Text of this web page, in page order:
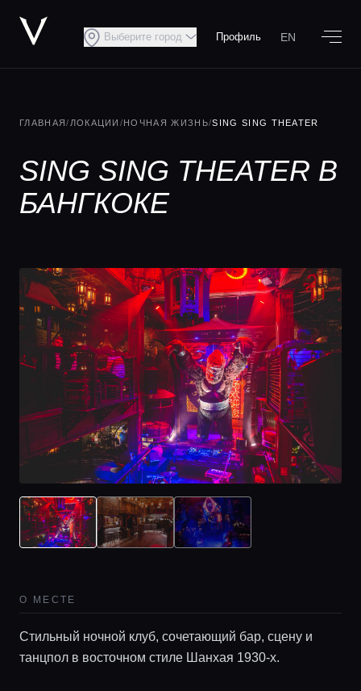
Выберите город Профиль EN
ГЛАВНАЯ/ ЛОКАЦИИ /НОЧНАЯ ЖИЗНЬ/SING SING THEATER
SING SING THEATER В
БАНГКОКЕ
О МЕСТЕ
Стильный ночной клуб, сочетающий бар, сцену и
танцпол в восточном стиле Шанхая 1930-х.